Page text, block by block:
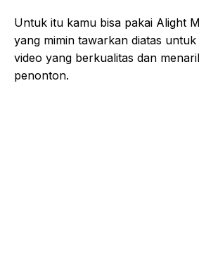
Untuk itu kamu bisa pakai Alight
yang mimin tawarkan diatas
video yang berkualitas dan
penonton.